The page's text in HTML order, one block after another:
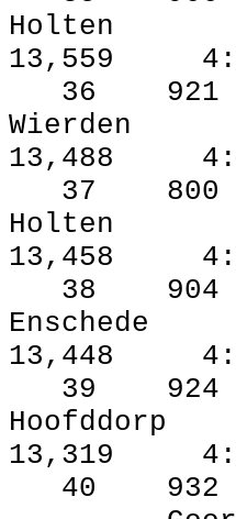
Holten
13,559
36
921
Wierden
13,488
37
800
Holten
13,458
38
904
Enschede
13,448
39
924
Hoofddorp
13,319
40
932